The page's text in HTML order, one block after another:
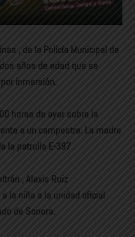
, de la Policía Municipal de
dos años de edad que se
inmersión.
horas de ayer sobre la
a un campestre. La madre
la patrulla E-397.
, Alexis Ruiz
la niña a la unidad oficial
de Sonora.